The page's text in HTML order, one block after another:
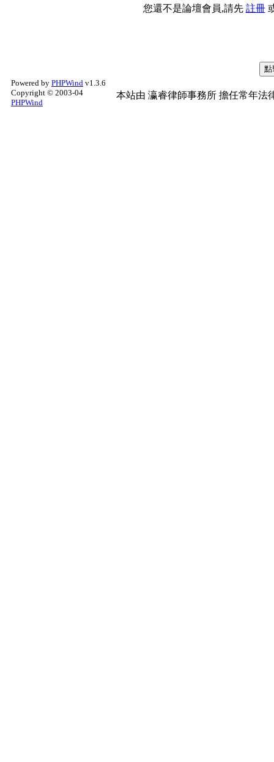
您還不是論壇會員,請先 註冊
Powered by PHPWind v1.3.6
Copyright © 2003-04
PHPWind
本站由 瀛睿律師事務所 擔任常年法